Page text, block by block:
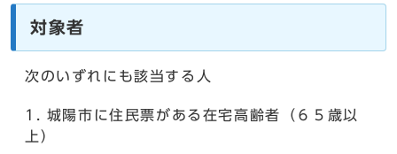
対象者
次のいずれにも該当する人
城陽市に住民票がある在宅高齢者（６５歳以
上）